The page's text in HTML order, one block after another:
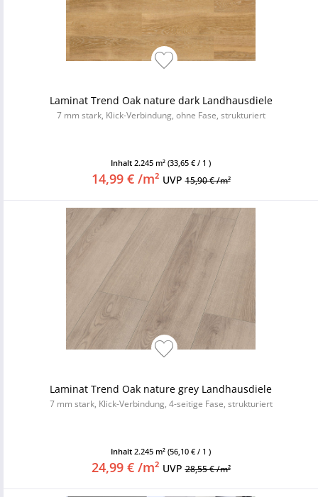
Laminat Trend Oak nature dark Landhausdiele
7 mm stark, Klick-Verbindung, ohne Fase, strukturiert
Inhalt 2.245 m² (33,65 € / 1 )
14,99 € /m² UVP15,90 € /m²
Laminat Trend Oak nature grey Landhausdiele
7 mm stark, Klick-Verbindung, 4-seitige Fase, strukturiert
Inhalt 2.245 m² (56,10 € / 1 )
24,99 € /m² UVP28,55 € /m²